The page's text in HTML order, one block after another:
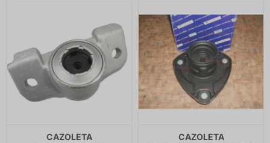
CAZOLETA
CAZOLETA